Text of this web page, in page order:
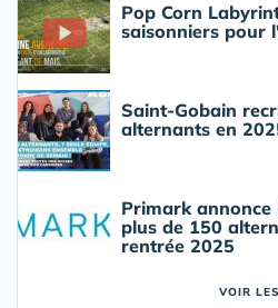
Pop Corn
saisonniers pour
Saint-Gobain
alternants en
Primark
plus de 150
rentrée 2025
VOIR